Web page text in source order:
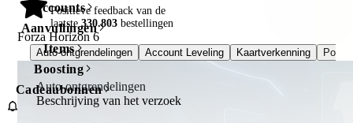
Accounts
Aanvullingen
Items
Boosting
Cadeaubonnen
Positieve feedback van de
laatste330.803 bestellingen
Forza Horizon 6
Auto-ontgrendelingen Account Leveling Kaartverkenning
Auto-ontgrendelingen
Beschrijving van het verzoek